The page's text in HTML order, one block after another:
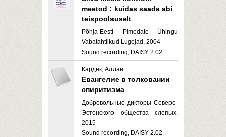
meetod : kuidas saada abi
teispoolsuselt
Põhja-Eesti Pimedate Ühingu
Vabatahtlikud Lugejad, 2004
Sound recording, DAISY 2.02
Кардек, Аллан
Евангелие в толковании
спиритизма
Добровольные дикторы Северо-
Эстонского общества слепых,
2015
Sound recording, DAISY 2.02